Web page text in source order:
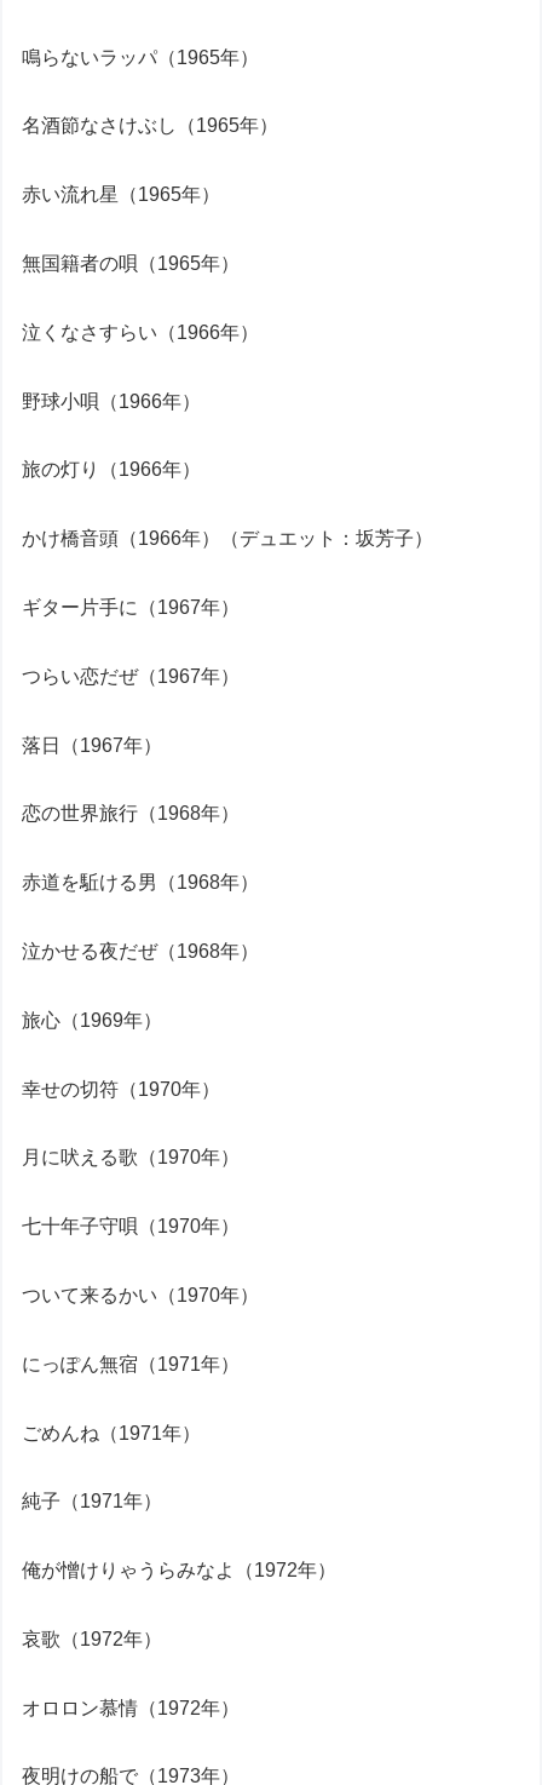
鳴らないラッパ（1965年）
名酒節なさけぶし（1965年）
赤い流れ星（1965年）
無国籍者の唄（1965年）
泣くなさすらい（1966年）
野球小唄（1966年）
旅の灯り（1966年）
かけ橋音頭（1966年）（デュエット：坂芳子）
ギター片手に（1967年）
つらい恋だぜ（1967年）
落日（1967年）
恋の世界旅行（1968年）
赤道を駈ける男（1968年）
泣かせる夜だぜ（1968年）
旅心（1969年）
幸せの切符（1970年）
月に吠える歌（1970年）
七十年子守唄（1970年）
ついて来るかい（1970年）
にっぽん無宿（1971年）
ごめんね（1971年）
純子（1971年）
俺が憎けりゃうらみなよ（1972年）
哀歌（1972年）
オロロン慕情（1972年）
夜明けの船で（1973年）